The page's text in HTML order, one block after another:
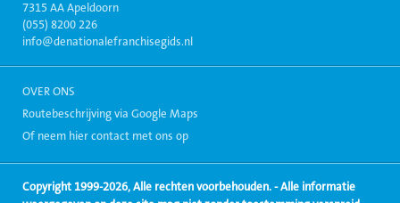
7315 AA Apeldoorn
(055) 8200 226
info@denationalefranchisegids.nl
OVER ONS
Routebeschrijving via Google Maps
Of neem hier contact met ons op
Copyright 1999-2026, Alle rechten voorbehouden. - Alle informatie